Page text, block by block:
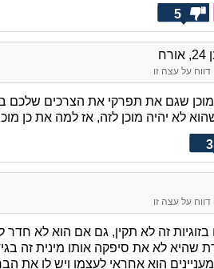
5
דווח על עצה זו
שגם את תפרקי את הצרכים שלכם
לא יהיה מוכן לזה, אז למה את כן
3
דווח על עצה זו
זה לא תקין, גם אם הוא לא חדר
שהיא לא את סיפקה אותו מינית זה
הוא אחראי לעצמו ויש לו את